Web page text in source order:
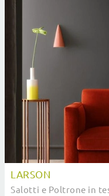
LARSON
Salotti e Poltrone in